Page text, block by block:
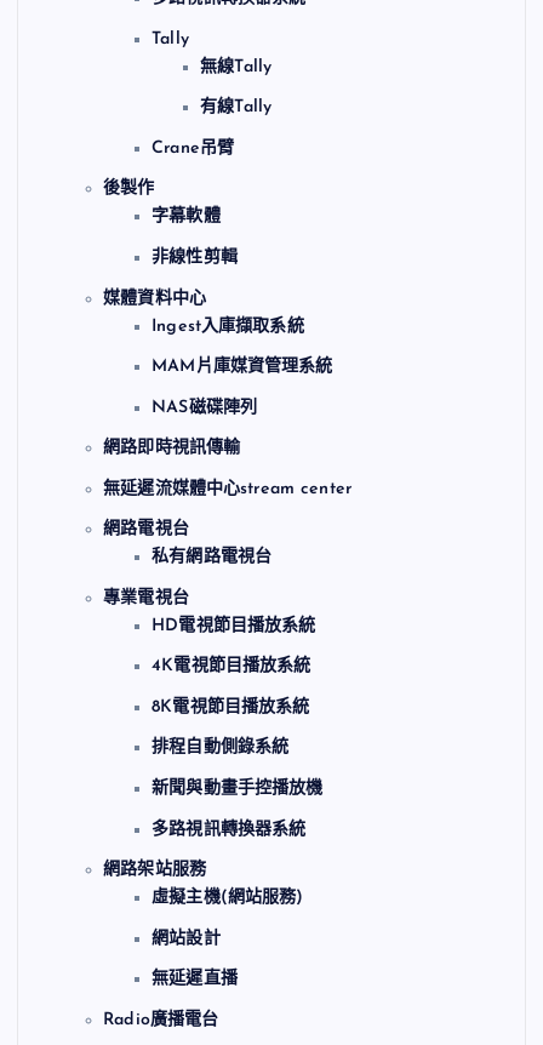
Tally
無線Tally
有線Tally
Crane吊臂
後製作
字幕軟體
非線性剪輯
媒體資料中心
Ingest入庫擷取系統
MAM片庫媒資管理系統
NAS磁碟陣列
網路即時視訊傳輸
無延遲流媒體中心stream center
網路電視台
私有網路電視台
專業電視台
HD電視節目播放系統
4K電視節目播放系統
8K電視節目播放系統
排程自動側錄系統
新聞與動畫手控播放機
多路視訊轉換器系統
網路架站服務
虛擬主機(網站服務)
網站設計
無延遲直播
Radio廣播電台